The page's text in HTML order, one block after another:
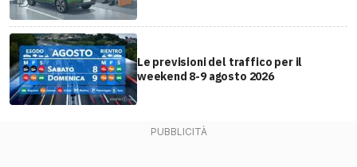
Le previsioni del traffico per il
weekend 8-9 agosto 2026